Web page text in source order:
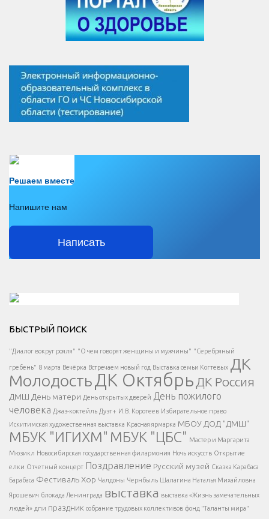
Решаем вместе
Напишите нам
Написать
Есть вопрос?
Напишите нам
</span >
Написать
</button >
</div >
</div > </div >
БЫСТРЫЙ ПОИСК
"Диалог вокруг рояля" "О чем говорят женщины и мужчины" "Серебряный
гребень" 8 марта Вечёрка Встречаем новый год Выставка семьи Когтевых ДК
МолодостьДК Октябрь ДК Россия
ДМШ День матери День открытых дверей День пожилого
человека Джаз-коктейль Дуэт+ И.В. Коротеев Избирательное право
Искитимская художественная выставка Красная ярмарка МБОУ ДОД "ДМШ"
МБУК "ИГИХМ" МБУК "ЦБС" Мастер и Маргарита
Мюзикл Новосибирская государственная филармония Ночь искусств Открытие
елки Отчетный концерт Поздравление Русский музей Сказка Карабаса
Барабаса Фестиваль Хор Чалдоны Чернбыль Шалагина Наталья Михайловна
Ярошевич блокада Ленинграда выставка выставка «Жизнь замечательных
людей» дпи праздник собрание трудовых коллективов фонд "Таланты мира"